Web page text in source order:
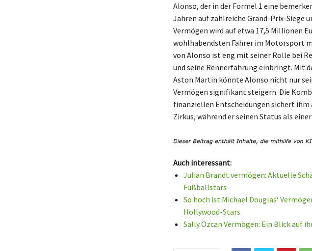
Alonso, der in der Formel 1 eine
Jahren auf zahlreiche Grand-Prix-Siege
Vermögen wird auf etwa 17,5 Millionen
wohlhabendsten Fahrer im Motorsport
von Alonso ist eng mit seiner Rolle bei
und seine Rennerfahrung einbringt. Mit
Aston Martin könnte Alonso nicht nur
Vermögen signifikant steigern. Die
finanziellen Entscheidungen sichert
Zirkus, während er seinen Status als
Auch interessant:
Julian Brandt vermögen: Aktuelle
Fußballstars
So hoch ist Michael Douglas‘
Hollywood-Stars
Sally Özcan Vermögen: Ein Blick auf